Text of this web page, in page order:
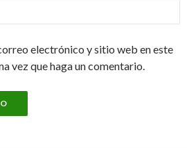
electrónico y sitio web en este
vez que haga un comentario.